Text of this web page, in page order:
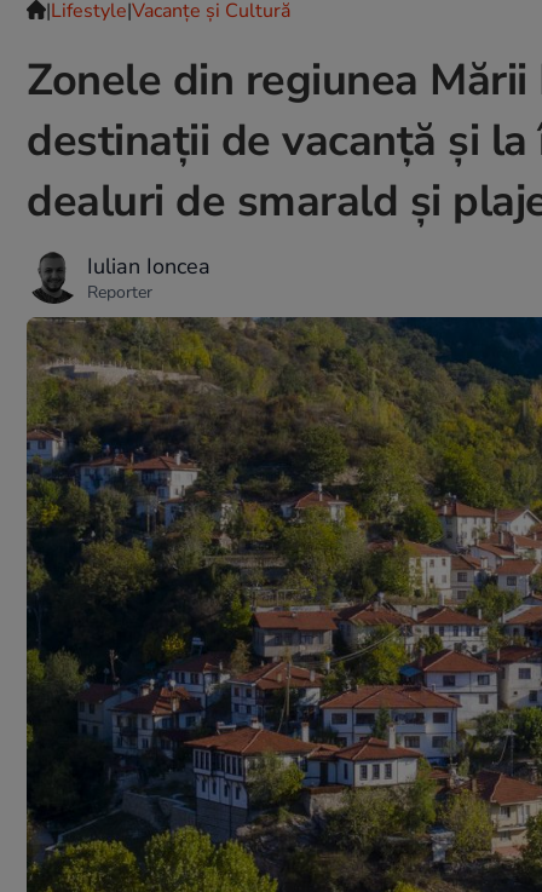
|Lifestyle|Vacanțe și Cultură
Zonele din regiunea
destinații de vacanță și
dealuri de smarald și
Iulian Ioncea
Reporter